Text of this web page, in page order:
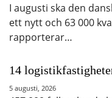
I augusti ska den
ett nytt och 63 000
rapporterar…
14
5 augusti, 2026